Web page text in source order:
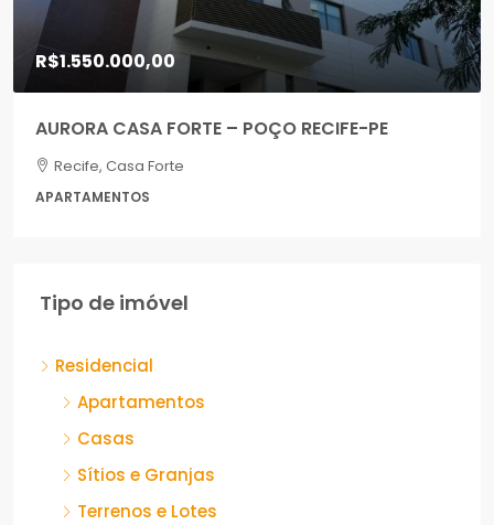
R$1.550.000,00
AURORA CASA FORTE – POÇO RECIFE-PE
Recife, Casa Forte
APARTAMENTOS
Tipo de imóvel
Residencial
Apartamentos
Casas
Sítios e Granjas
Terrenos e Lotes